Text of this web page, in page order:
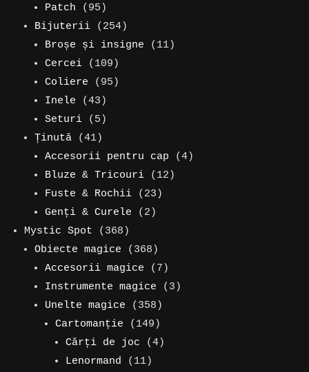
Patch 9595
de
produse
Bijuterii 254254
de
Broșe și insigne 1111
Cercei 109109
produse
Coliere 9595
Inele 4343
de
produse
Seturi 55
produse
Ținută 4141
de
produse
Accesorii pentru cap 44
Bluze & Tricouri 1212
Fuste & Rochii 2323
Genți & Curele 22
Mystic Spot 368368
de
produse
Obiecte magice 368368
de
produse
Accesorii magice 77
produse
Instrumente magice 33
Unelte magice 358358
de
produse
Cartomanție 149149
de
Cărți de joc 44
Lenormand 1111